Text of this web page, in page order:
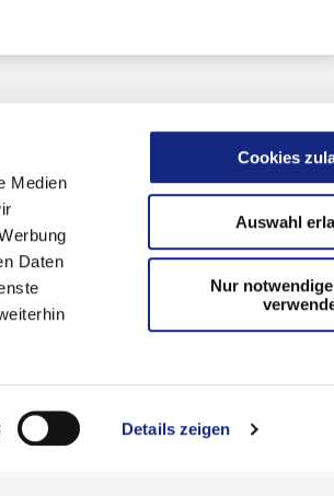
Medien
Daten
Details zeigen
Cookies
Auswahl
Nur